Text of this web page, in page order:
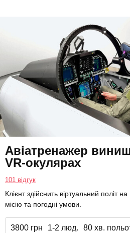
Авіатренажер
VR-окулярах
101 відгук
Клієнт здійснить віртуальний політ
місію та погодні умови.
3800 грн 1-2 люд. 80 хв.